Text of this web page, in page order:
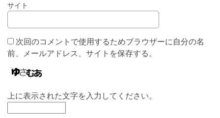
サイト
次回のコメントで使用するためブラウザーに自分の名
前、メールアドレス、サイトを保存する。
上に表示された文字を入力してください。